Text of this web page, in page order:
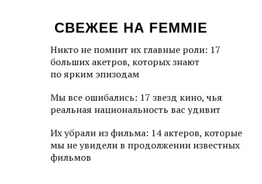
СВЕЖЕЕ НА FEMMIE
Никто не помнит их главные роли: 17
больших акетров, которых знают
по ярким эпизодам
Мы все ошибались: 17 звезд кино, чья
реальная национальность вас удивит
Их убрали из фильма: 14 актеров, которые
мы не увидели в продолжении известных
фильмов